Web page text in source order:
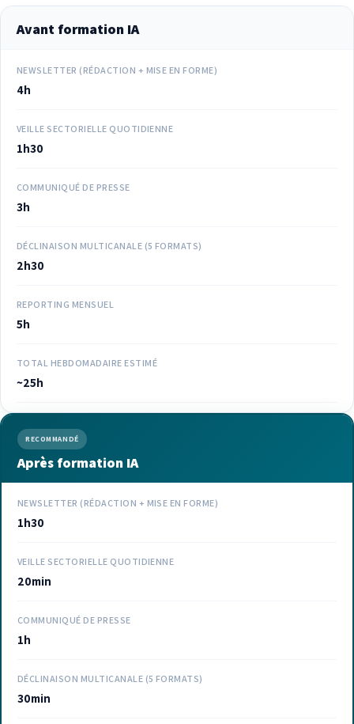
Avant formation IA
NEWSLETTER (RÉDACTION + MISE EN FORME)
4h
VEILLE SECTORIELLE QUOTIDIENNE
1h30
COMMUNIQUÉ DE PRESSE
3h
DÉCLINAISON MULTICANALE (5 FORMATS)
2h30
REPORTING MENSUEL
5h
TOTAL HEBDOMADAIRE ESTIMÉ
~25h
RECOMMANDÉ
Après formation IA
NEWSLETTER (RÉDACTION + MISE EN FORME)
1h30
VEILLE SECTORIELLE QUOTIDIENNE
20min
COMMUNIQUÉ DE PRESSE
1h
DÉCLINAISON MULTICANALE (5 FORMATS)
30min